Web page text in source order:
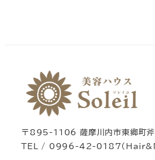
〒895-1106 薩摩川内市東郷町
TEL / 0996-42-0187（